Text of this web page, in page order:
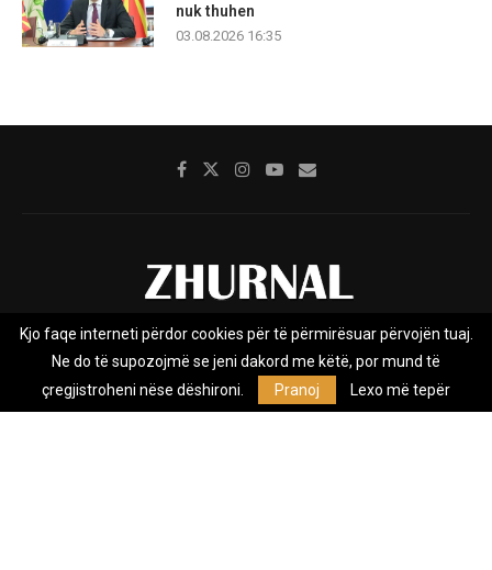
nuk thuhen
03.08.2026 16:35
Rreth nesh Impresumi Marketing
Kontakt
Privacy Policy
Zhurnal.mk është Agjenci e Lajmeve e pavarur, e themeluar në vitin
Kjo faqe interneti përdor cookies për të përmirësuar përvojën tuaj.
Ne do të supozojmë se jeni dakord me këtë, por mund të
çregjistroheni nëse dëshironi.
Pranoj Lexo më tepër